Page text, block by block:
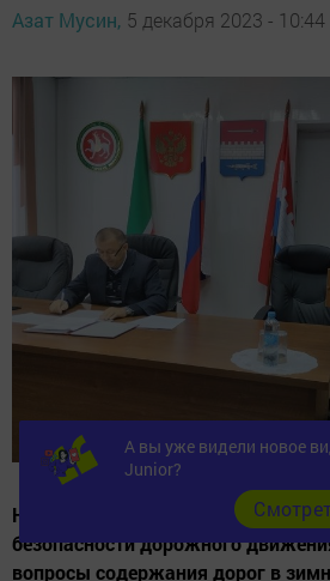
Азат Мусин, 5 декабря 2023 - 10:44
На очередном заседании комиссии
безопасности дорожного
вопросы содержания дорог в
А вы уже видели новое
Junior?